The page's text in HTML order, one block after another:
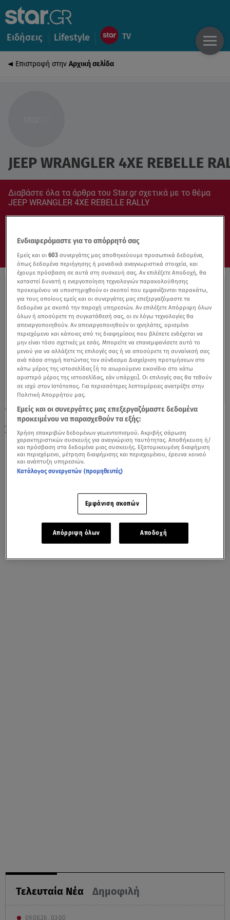
Ειδήσεις Lifestyle
Επιστροφή στην Αρχική σελίδα
JEEP WRANGLER 4XE REBELLE
Διαβάστε όλα τα άρθρα του Star.gr σχετικά με το θέμα
JEEP WRANGLER 4XE REBELLE RALLY
26.10.21, 09:00
Jeep Wrangler 4xe: Σάρωσαν οι γυναίκες
που βρέθηκαν πίσω από το τιμόνι του
Τελευταία Νέα Δημοφιλή
09.08.26 , 03:00
Ενδιαφερόμαστε για το απόρρητό σας
Εμείς και οι603 συνεργάτες μας αποθηκεύουμε προσωπικά δεδομένα,
όπως δεδομένα περιήγησης ή μοναδικά αναγνωριστικά στοιχεία, και
έχουμε πρόσβαση σε αυτά στη συσκευή σας. Αν επιλέξετε Αποδοχή, θα
καταστεί δυνατή η ενεργοποίηση τεχνολογιών παρακολούθησης
προκειμένου να υποστηριχθούν οι σκοποί που εμφανίζονται παρακάτω,
για τους οποίους εμείς και οι συνεργάτες μας επεξεργαζόμαστε τα
δεδομένα με σκοπό την παροχή υπηρεσιών. Αν επιλέξετε Απόρριψη όλων
όλων ή αποσύρετε τη συγκατάθεσή σας, οι εν λόγω τεχνολογίες θα
απενεργοποιηθούν. Αν απενεργοποιηθούν οι ιχνηλάτες, ορισμένο
περιεχόμενο και κάποιες από τις διαφημίσεις που βλέπετε ενδέχεται να
μην είναι τόσο σχετικές με εσάς. Μπορείτε να επανεμφανίσετε αυτό το
μενού για να αλλάξετε τις επιλογές σας ή να αποσύρετε τη συναίνεσή σας
ανά πάσα στιγμή πατώντας τον σύνδεσμο Διαχείριση προτιμήσεων στο
κάτω μέρος της ιστοσελίδας [ή το αιωρούμενο εικονίδιο στο κάτω
αριστερό μέρος της ιστοσελίδας, εάν υπάρχει]. Οι επιλογές σας θα τεθούν
σε ισχύ στον Ιστότοπος. Για περισσότερες λεπτομέρειες ανατρέξτε στην
Πολιτική Απορρήτου μας.
Εμείς και οι συνεργάτες μας επεξεργαζόμαστε δεδομένα
προκειμένου να παρασχεθούν τα εξής:
Χρήση επακριβών δεδομένων γεωεντοπισμού. Ακριβής σάρωση
χαρακτηριστικών συσκευής για αναγνώριση ταυτότητας. Αποθήκευση ή/
και πρόσβαση στα δεδομένα μιας συσκευής. Εξατομικευμένη διαφήμιση
και περιεχόμενο, μέτρηση διαφήμισης και περιεχομένου, έρευνα κοινού
και ανάπτυξη υπηρεσιών.
Κατάλογος συνεργατών (προμηθευτές)
Εμφάνιση σκοπών
Απόρριψη όλων Αποδοχή